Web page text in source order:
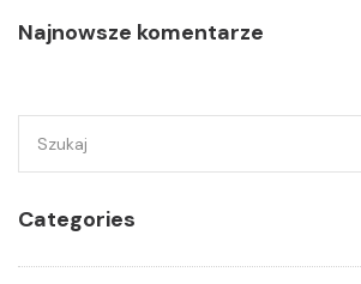
Najnowsze komentarze
Categories